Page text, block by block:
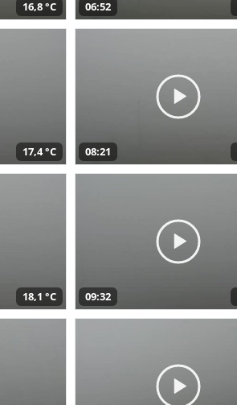
16,8 °C 06:52
17,4 °C 08:21
18,1 °C 09:32